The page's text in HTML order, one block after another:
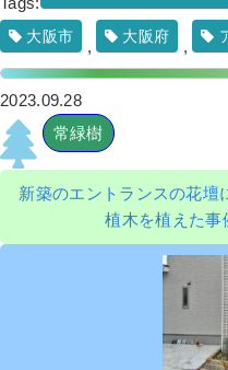
大阪市
,
大阪府
,
2023.09.28
常緑樹
新築のエントランスの花壇
植木を植えた事